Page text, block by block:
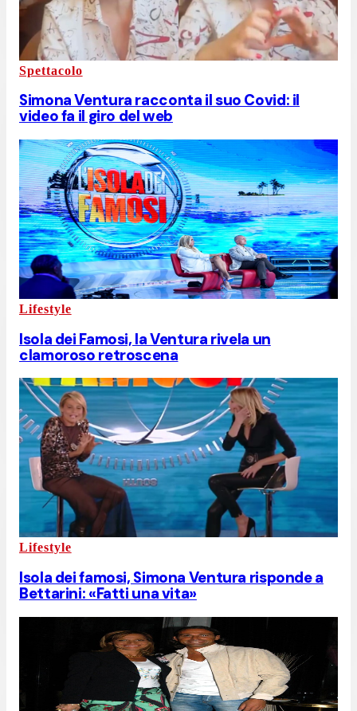
Spettacolo
Simona Ventura racconta il suo Covid: il
video fa il giro del web
Lifestyle
Isola dei Famosi, la Ventura rivela un
clamoroso retroscena
Lifestyle
Isola dei famosi, Simona Ventura risponde a
Bettarini: «Fatti una vita»